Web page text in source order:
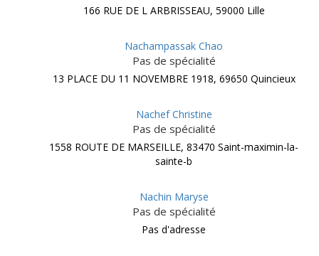
166 RUE DE L ARBRISSEAU, 59000 Lille
Nachampassak Chao
Pas de spécialité
13 PLACE DU 11 NOVEMBRE 1918, 69650 Quincieux
Nachef Christine
Pas de spécialité
1558 ROUTE DE MARSEILLE, 83470 Saint-maximin-la-
sainte-b
Nachin Maryse
Pas de spécialité
Pas d'adresse